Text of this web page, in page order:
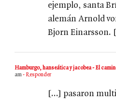
ejemplo, santa
alemán Arnold
Bjorn Einarsson.
Hamburgo, hanseática y jacobea - El
am- Responder
[…] pasaron